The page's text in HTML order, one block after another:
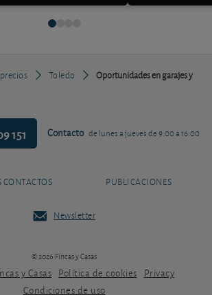
Toledo
Oportunidades en garajes y
151 Contacto de lunes a jueves de 9:00 a 16:00
PUBLICACIONES
Newsletter
© 2026 Fincas y Casas
y Casas Política de cookies
Privacy
Condiciones de uso